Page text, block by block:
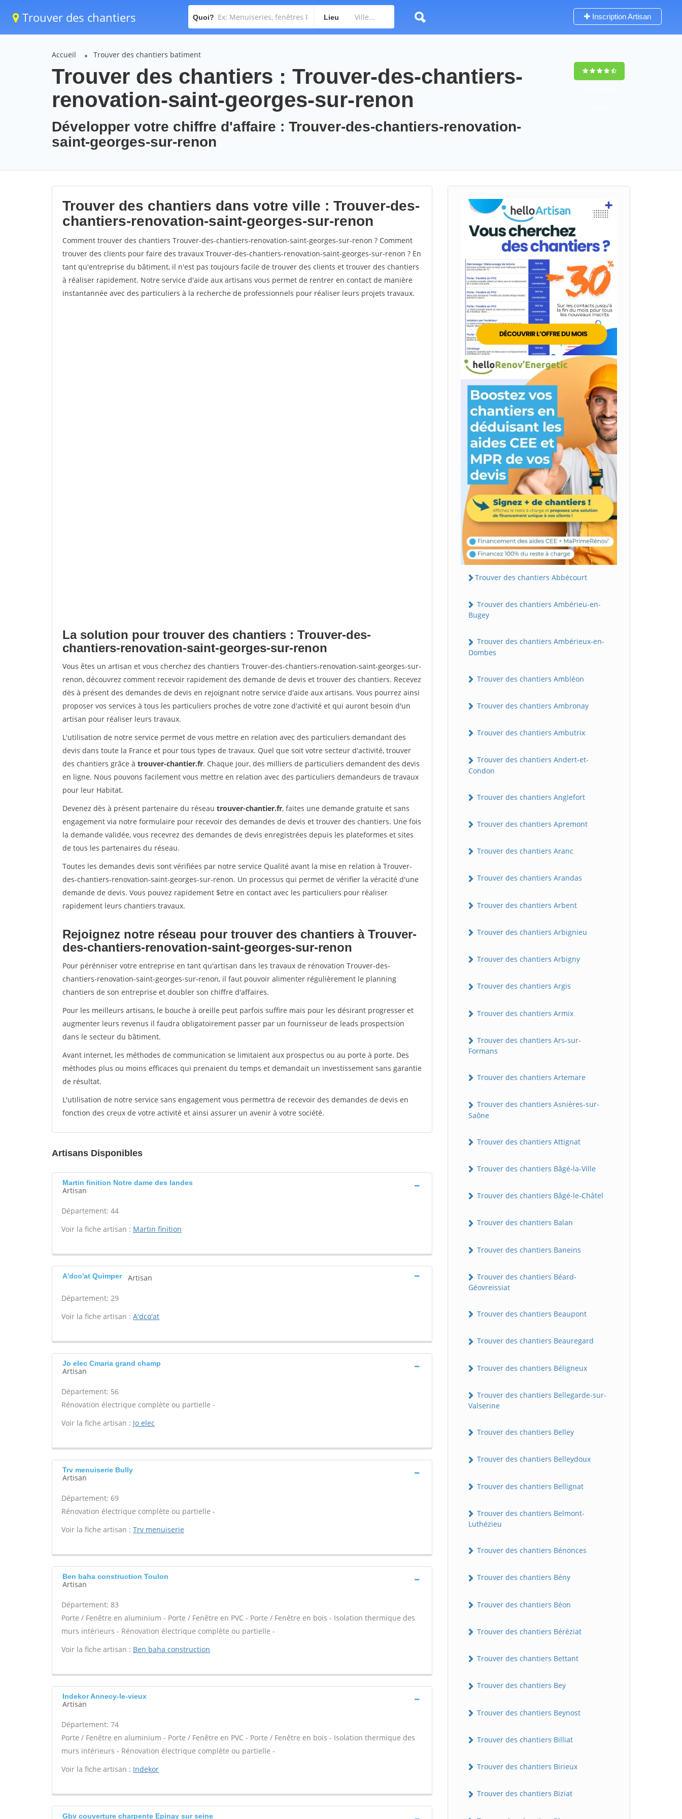
Trouver des chantiers Quoi? Lieu Inscription Artisan
Accueil Trouver des chantiers batiment
Trouver des chantiers : Trouver-des-chantiers-
renovation-saint-georges-sur-renon
Développer votre chiffre d'affaire : Trouver-des-chantiers-renovation-
saint-georges-sur-renon
Trouver des chantiers dans votre ville : Trouver-des-
chantiers-renovation-saint-georges-sur-renon
Comment trouver des chantiers Trouver-des-chantiers-renovation-saint-georges-sur-renon ? Comment
trouver des clients pour faire des travaux Trouver-des-chantiers-renovation-saint-georges-sur-renon ? En
tant qu'entreprise du bâtiment, il n'est pas toujours facile de trouver des clients et trouver des chantiers
à réaliser rapidement. Notre service d'aide aux artisans vous permet de rentrer en contact de manière
instantannée avec des particuliers à la recherche de professionnels pour réaliser leurs projets travaux.
La solution pour trouver des chantiers : Trouver-des-
chantiers-renovation-saint-georges-sur-renon
Vous êtes un artisan et vous cherchez des chantiers Trouver-des-chantiers-renovation-saint-georges-sur-
renon, découvrez comment recevoir rapidement des demande de devis et trouver des chantiers. Recevez
dès à présent des demandes de devis en rejoignant notre service d'aide aux artisans. Vous pourrez ainsi
proposer vos services à tous les particuliers proches de votre zone d'activité et qui auront besoin d'un
artisan pour réaliser leurs travaux.
L'utilisation de notre service permet de vous mettre en relation avec des particuliers demandant des
devis dans toute la France et pour tous types de travaux. Quel que soit votre secteur d'activité, trouver
des chantiers grâce à trouver-chantier.fr. Chaque jour, des milliers de particuliers demandent des devis
en ligne. Nous pouvons facilement vous mettre en relation avec des particuliers demandeurs de travaux
pour leur Habitat.
Devenez dès à présent partenaire du réseau trouver-chantier.fr, faites une demande gratuite et sans
engagement via notre formulaire pour recevoir des demandes de devis et trouver des chantiers. Une fois
la demande validée, vous recevrez des demandes de devis enregistrées depuis les plateformes et sites
de tous les partenaires du réseau.
Toutes les demandes devis sont vérifiées par notre service Qualité avant la mise en relation à Trouver-
des-chantiers-renovation-saint-georges-sur-renon. Un processus qui permet de vérifier la véracité d'une
demande de devis. Vous pouvez rapidement $etre en contact avec les particuliers pour réaliser
rapidement leurs chantiers travaux.
Rejoignez notre réseau pour trouver des chantiers à Trouver-
des-chantiers-renovation-saint-georges-sur-renon
Pour pérénniser votre entreprise en tant qu'artisan dans les travaux de rénovation Trouver-des-
chantiers-renovation-saint-georges-sur-renon, il faut pouvoir alimenter régulièrement le planning
chantiers de son entreprise et doubler son chiffre d'affaires.
Pour les meilleurs artisans, le bouche à oreille peut parfois suffire mais pour les désirant progresser et
augmenter leurs revenus il faudra obligatoirement passer par un fournisseur de leads prospectsion
dans le secteur du bâtiment.
Avant internet, les méthodes de communication se limitaient aux prospectus ou au porte à porte. Des
méthodes plus ou moins efficaces qui prenaient du temps et demandait un investissement sans garantie
de résultat.
L'utilisation de notre service sans engagement vous permettra de recevoir des demandes de devis en
fonction des creux de votre activité et ainsi assurer un avenir à votre société.
Artisans Disponibles
Martin finition Notre dame des landes
Artisan
Département: 44
Voir la fiche artisan : Martin finition
A'dco'at Quimper Artisan
Département: 29
Voir la fiche artisan : A'dco'at
Jo elec Cmaria grand champ
Artisan
Département: 56
Rénovation électrique complète ou partielle -
Voir la fiche artisan : Jo elec
Trv menuiserie Bully
Artisan
Département: 69
Rénovation électrique complète ou partielle -
Voir la fiche artisan : Trv menuiserie
Ben baha construction Toulon
Artisan
Département: 83
Porte / Fenêtre en aluminium - Porte / Fenêtre en PVC - Porte / Fenêtre en bois - Isolation thermique des
murs intérieurs - Rénovation électrique complète ou partielle -
Voir la fiche artisan : Ben baha construction
Indekor Annecy-le-vieux
Artisan
Département: 74
Porte / Fenêtre en aluminium - Porte / Fenêtre en PVC - Porte / Fenêtre en bois - Isolation thermique des
murs intérieurs - Rénovation électrique complète ou partielle -
Voir la fiche artisan : Indekor
Gbv couverture charpente Epinay sur seine
Trouver des chantiers Abbécourt
Trouver des chantiers Ambérieu-en-
Bugey
Trouver des chantiers Ambérieux-en-
Dombes
Trouver des chantiers Ambléon
Trouver des chantiers Ambronay
Trouver des chantiers Ambutrix
Trouver des chantiers Andert-et-
Condon
Trouver des chantiers Anglefort
Trouver des chantiers Apremont
Trouver des chantiers Aranc
Trouver des chantiers Arandas
Trouver des chantiers Arbent
Trouver des chantiers Arbignieu
Trouver des chantiers Arbigny
Trouver des chantiers Argis
Trouver des chantiers Armix
Trouver des chantiers Ars-sur-
Formans
Trouver des chantiers Artemare
Trouver des chantiers Asnières-sur-
Saône
Trouver des chantiers Attignat
Trouver des chantiers Bâgé-la-Ville
Trouver des chantiers Bâgé-le-Châtel
Trouver des chantiers Balan
Trouver des chantiers Baneins
Trouver des chantiers Béard-
Géovreissiat
Trouver des chantiers Beaupont
Trouver des chantiers Beauregard
Trouver des chantiers Béligneux
Trouver des chantiers Bellegarde-sur-
Valserine
Trouver des chantiers Belley
Trouver des chantiers Belleydoux
Trouver des chantiers Bellignat
Trouver des chantiers Belmont-
Luthézieu
Trouver des chantiers Bénonces
Trouver des chantiers Bény
Trouver des chantiers Béon
Trouver des chantiers Béréziat
Trouver des chantiers Bettant
Trouver des chantiers Bey
Trouver des chantiers Beynost
Trouver des chantiers Billiat
Trouver des chantiers Birieux
Trouver des chantiers Biziat